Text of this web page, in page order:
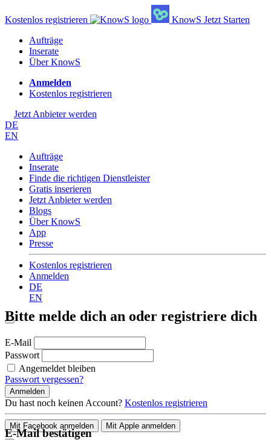
Kostenlos registrieren KnowS Jetzt Starten
Aufträge
Inserate
Über KnowS
Anmelden
Kostenlos registrieren
Jetzt Anbieter werden
DE
EN
Aufträge
Inserate
Finde die richtigen Dienstleister
Gratis inserieren
Jetzt Anbieter werden
Blogs
Über KnowS
App
Presse
Kostenlos registrieren
Anmelden
DE
EN
Bitte melde dich an oder registriere dich
E-Mail
Passwort
Angemeldet bleiben
Passwort vergessen?
Anmelden
Du hast noch keinen Account? Kostenlos registrieren
Mit Facebook anmelden Mit Apple anmelden
E-Mail bestätigen